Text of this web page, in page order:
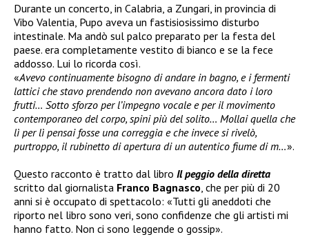
Durante un concerto, in Calabria, a Zungari, in provincia di
Vibo Valentia, Pupo aveva un fastisiosissimo disturbo
intestinale. Ma andò sul palco preparato per la festa del
paese. era completamente vestito di bianco e se la fece
addosso. Lui lo ricorda così.
«Avevo continuamente bisogno di andare in bagno, e i fermenti
lattici che stavo prendendo non avevano ancora dato i loro
frutti… Sotto sforzo per l’impegno vocale e per il movimento
contemporaneo del corpo, spini più del solito… Mollai quella che
lì per lì pensai fosse una correggia e che invece si rivelò,
purtroppo, il rubinetto di apertura di un autentico fiume di m…».
Questo racconto è tratto dal libro Il peggio della diretta
scritto dal giornalista Franco Bagnasco , che per più di 20
anni si è occupato di spettacolo: «Tutti gli aneddoti che
riporto nel libro sono veri, sono confidenze che gli artisti mi
hanno fatto. Non ci sono leggende o gossip».